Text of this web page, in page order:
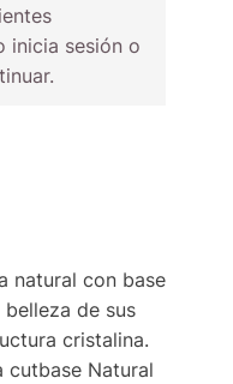
inicia sesión o
natural con base
de sus
cristalina.
cutbase Natural